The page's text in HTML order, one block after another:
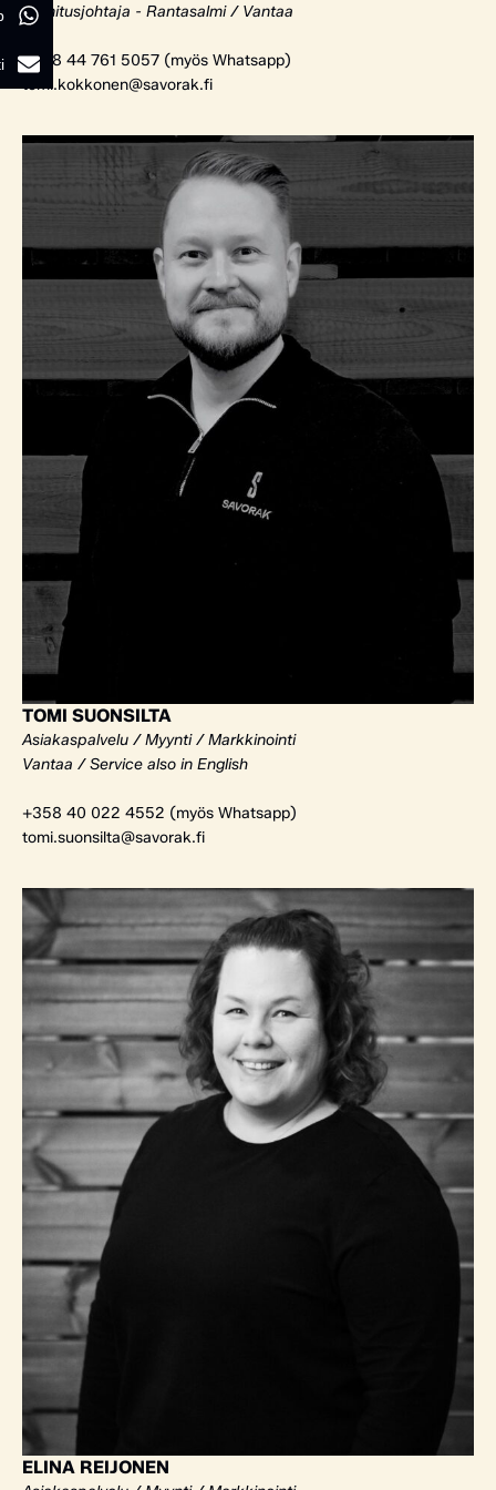
Toimitusjohtaja - Rantasalmi / Vantaa
+358 44 761 5057 (myös Whatsapp)
tomi.kokkonen@savorak.fi
TOMI SUONSILTA
Asiakaspalvelu / Myynti / Markkinointi
Vantaa / Service also in English
+358 40 022 4552 (myös Whatsapp)
tomi.suonsilta@savorak.fi
ELINA REIJONEN